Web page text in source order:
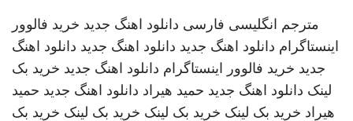
مترجم انگلیسی فارسی دانلود اهنگ جدید خرید فالوور
اینستاگرام دانلود اهنگ جدید دانلود اهنگ جدید دانلود اهنگ
جدید خرید فالوور اینستاگرام دانلود اهنگ جدید خرید بک
لینک دانلود اهنگ جدید حمید هیراد دانلود اهنگ جدید حمید
هیراد خرید بک لینک خرید بک لینک خرید بک لینک خرید بک